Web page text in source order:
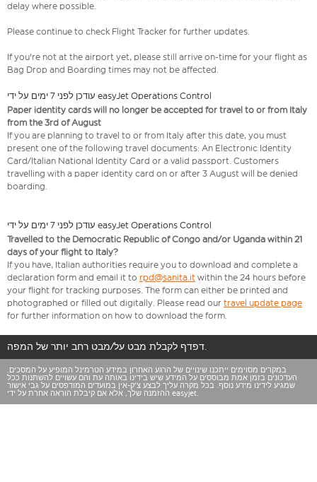
delay where possible.
Please continue to check Flight Tracker for further updates.
If you're not at the airport yet, please still arrive on-time for your flight as
Bag Drop and Boarding times may not be affected.
עודכן לפני 7 ימים על ידי easyJet Operations Control
Paper identity cards will no longer be accepted for travel to or from Italy
from the 3rd of August
If you are planning to travel to or from Italy after this date, you must
present one of the following travel documents: An Electronic Identity
Card/Italian National Identity Card or a valid passport. Customers
travelling with a paper identity card on or after 3 August will be denied
boarding.
עודכן לפני 7 ימים על ידי easyJet Operations Control
Travelled to the Democratic Republic of Congo and/or Uganda within 21
days of your flight to Italy?
If you have, Italian authorities require you to download and complete a
declaration form and email it to rpd@sanita.it within the 24 hours before
your flight for tracking purposes. The form can either be printed and
photographed or filled out digitally. Please read our travel update page
for further information on how to download the form.
דפדף לקבלת מבט על/מבט רחב יותר של המפה.
במקרים מסוימים ייתכנו שינויים של הרגע האחרון במידע הטרמינל המופיע על המסכים.
העדכונים בזמן אמת מבוססים על המידע שיש בידינו באותה עת והם עשויים להשתנות ככל
שמגיע לידינו מידע נוסף. בכל מקרה עליך לבצע צ'ק-אין במועדים המודפסים על גבי אישור
ההזמנה שלך, אלא אם קיבלת הוראה אחרת על ידי easyjet.